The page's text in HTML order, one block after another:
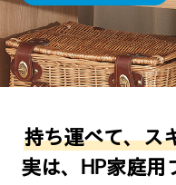
持ち運べて、ス
実は、HP家庭用